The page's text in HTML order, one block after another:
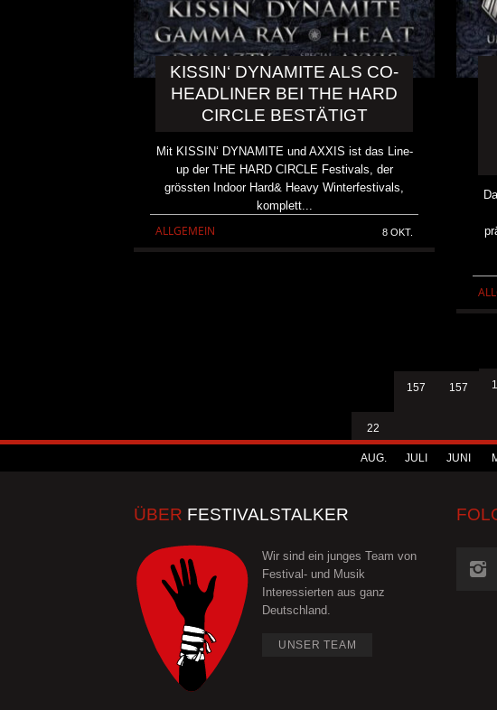
KISSIN‘ DYNAMITE ALS CO-
HEADLINER BEI THE HARD
CIRCLE BESTÄTIGT
Mit KISSIN‘ DYNAMITE und AXXIS ist das Line-
up der THE HARD CIRCLE Festivals, der
grössten Indoor Hard& Heavy Winterfestivals,
komplett...
ALLGEMEIN 8 OKT.
KRIS BARRAS BAND VERÖFFENTLICHT
NEUE SINGLE „BEAUTIFUL
22
AUG.
157
JULI
157
JUNI
ÜBER FESTIVALSTALKER
Wir sind ein junges Team von
Festival- und Musik
Interessierten aus ganz
Deutschland.
UNSER TEAM